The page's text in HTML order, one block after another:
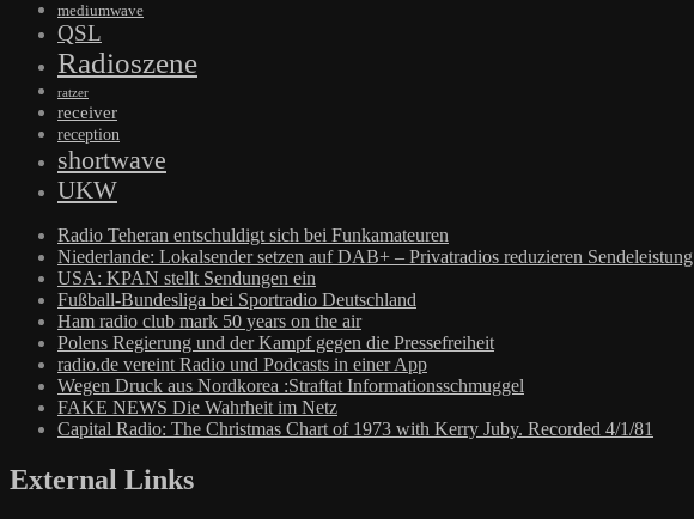
mediumwave
QSL
Radioszene
ratzer
receiver
reception
shortwave
UKW
Radio Teheran entschuldigt sich bei Funkamateuren
Niederlande: Lokalsender setzen auf DAB+ – Privatradios reduzieren Sendeleistung
USA: KPAN stellt Sendungen ein
Fußball-Bundesliga bei Sportradio Deutschland
Ham radio club mark 50 years on the air
Polens Regierung und der Kampf gegen die Pressefreiheit
radio.de vereint Radio und Podcasts in einer App
Wegen Druck aus Nordkorea :Straftat Informationsschmuggel
FAKE NEWS Die Wahrheit im Netz
Capital Radio: The Christmas Chart of 1973 with Kerry Juby. Recorded 4/1/81
External Links